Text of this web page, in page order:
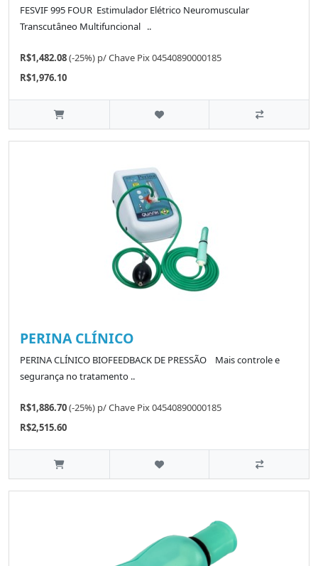
FESVIF 995 FOUR Estimulador Elétrico Neuromuscular
Transcutâneo Multifuncional ..
R$1,482.08(-25%) p/Chave Pix 04540890000185
R$1,976.10
PERINA CLÍNICO
PERINA CLÍNICO BIOFEEDBACK DE PRESSÃO Mais controle e
segurança no tratamento ..
R$1,886.70(-25%) p/Chave Pix 04540890000185
R$2,515.60